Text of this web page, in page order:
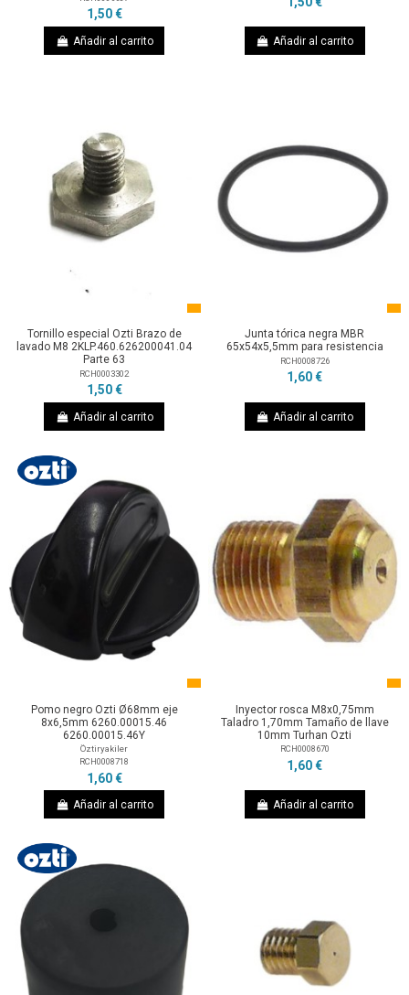
1,50 €
Añadir al carrito Añadir al carrito
Tornillo especial Ozti Brazo de
lavado M8 2KLP.460.626200041.04
Parte 63
RCH0003302
1,50 €
Añadir al carrito
Junta tórica negra MBR
65x54x5,5mm para resistencia
RCH0008726
1,60 €
Añadir al carrito
Pomo negro Ozti Ø68mm eje
8x6,5mm 6260.00015.46
6260.00015.46Y
Öztiryakiler
RCH0008718
1,60 €
Añadir al carrito
Inyector rosca M8x0,75mm
Taladro 1,70mm Tamaño de llave
10mm Turhan Ozti
RCH0008670
1,60 €
Añadir al carrito